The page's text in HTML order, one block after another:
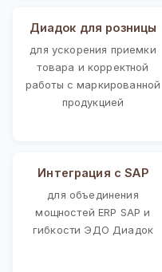
Диадок для розницы
для ускорения приемки
товара и корректной
работы с маркированной
продукцией
Интеграция с SAP
для объединения
мощностей ERP SAP и
гибкости ЭДО Диадок